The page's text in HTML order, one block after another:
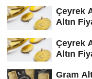
Çeyrek
Altın
Çeyrek
Altın
Gram